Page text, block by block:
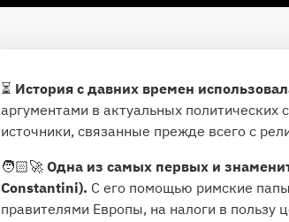
⏳ История с давних времен
аргументами в актуальных
источники, связанные прежде всего с
🧑🏻‍🚀 Одна из самых первых и
Constantini). С его помощью римские
правителями Европы, на налоги в пользу